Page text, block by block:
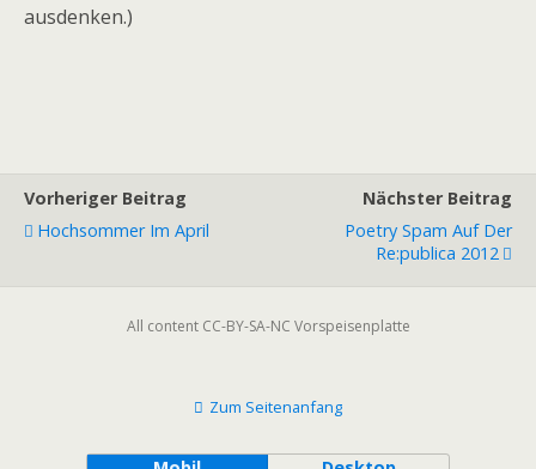
ausdenken.)
Vorheriger Beitrag
Hochsommer Im April
Nächster Beitrag
Poetry Spam Auf Der
Re:publica 2012
All content CC-BY-SA-NC Vorspeisenplatte
Zum Seitenanfang